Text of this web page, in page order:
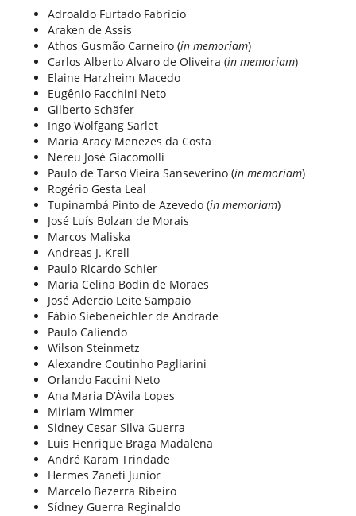
Adroaldo Furtado Fabrício
Araken de Assis
Athos Gusmão Carneiro (in memoriam)
Carlos Alberto Alvaro de Oliveira (in memoriam)
Elaine Harzheim Macedo
Eugênio Facchini Neto
Gilberto Schäfer
Ingo Wolfgang Sarlet
Maria Aracy Menezes da Costa
Nereu José Giacomolli
Paulo de Tarso Vieira Sanseverino (in memoriam)
Rogério Gesta Leal
Tupinambá Pinto de Azevedo (in memoriam)
José Luís Bolzan de Morais
Marcos Maliska
Andreas J. Krell
Paulo Ricardo Schier
Maria Celina Bodin de Moraes
José Adercio Leite Sampaio
Fábio Siebeneichler de Andrade
Paulo Caliendo
Wilson Steinmetz
Alexandre Coutinho Pagliarini
Orlando Faccini Neto
Ana Maria D’Ávila Lopes
Miriam Wimmer
Sidney Cesar Silva Guerra
Luis Henrique Braga Madalena
André Karam Trindade
Hermes Zaneti Junior
Marcelo Bezerra Ribeiro
Sídney Guerra Reginaldo